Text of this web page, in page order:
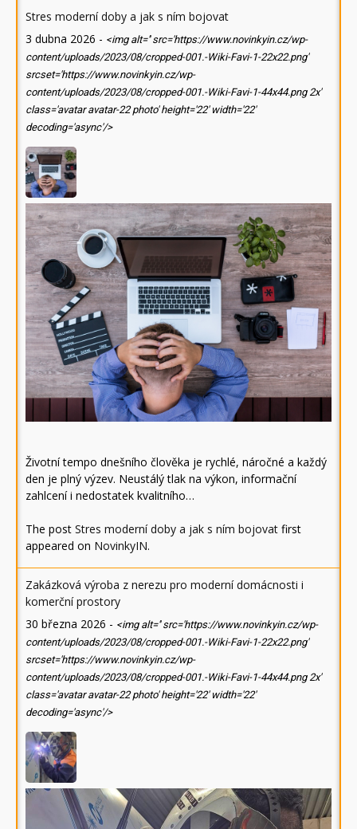
Stres moderní doby a jak s ním bojovat
3 dubna 2026 - <img alt='' src='https://www.novinkyin.cz/wp-
content/uploads/2023/08/cropped-001.-Wiki-Favi-1-22x22.png'
srcset='https://www.novinkyin.cz/wp-
content/uploads/2023/08/cropped-001.-Wiki-Favi-1-44x44.png 2x'
class='avatar avatar-22 photo' height='22' width='22'
decoding='async'/>
Životní tempo dnešního člověka je rychlé, náročné a každý
den je plný výzev. Neustálý tlak na výkon, informační
zahlcení i nedostatek kvalitního…
The post Stres moderní doby a jak s ním bojovat first
appeared on NovinkyIN.
Zakázková výroba z nerezu pro moderní domácnosti i
komerční prostory
30 března 2026 - <img alt='' src='https://www.novinkyin.cz/wp-
content/uploads/2023/08/cropped-001.-Wiki-Favi-1-22x22.png'
srcset='https://www.novinkyin.cz/wp-
content/uploads/2023/08/cropped-001.-Wiki-Favi-1-44x44.png 2x'
class='avatar avatar-22 photo' height='22' width='22'
decoding='async'/>